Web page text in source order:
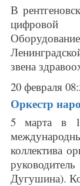
В
цифровой
звена
20 февраля
Оркестр
5 марта в
коллектива
Дугушина).